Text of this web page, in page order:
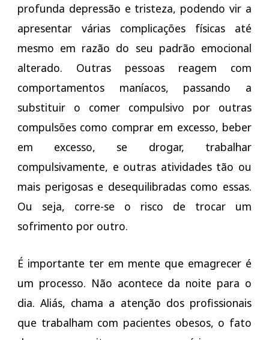
profunda depressão e tristeza, podendo vir a
apresentar várias complicações físicas até
mesmo em razão do seu padrão emocional
alterado. Outras pessoas reagem com
comportamentos maníacos, passando a
substituir o comer compulsivo por outras
compulsões como comprar em excesso, beber
em excesso, se drogar, trabalhar
compulsivamente, e outras atividades tão ou
mais perigosas e desequilibradas como essas.
Ou seja, corre-se o risco de trocar um
sofrimento por outro.
É importante ter em mente que emagrecer é
um processo. Não acontece da noite para o
dia. Aliás, chama a atenção dos profissionais
que trabalham com pacientes obesos, o fato